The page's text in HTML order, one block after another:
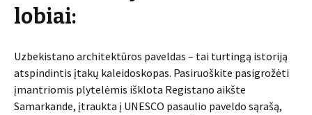
lobiai:
Uzbekistano architektūros paveldas – tai turtingą istoriją
atspindintis įtakų kaleidoskopas. Pasiruoškite pasigrožėti
įmantriomis plytelėmis išklota Registano aikšte
Samarkande, įtraukta į UNESCO pasaulio paveldo sąrašą,